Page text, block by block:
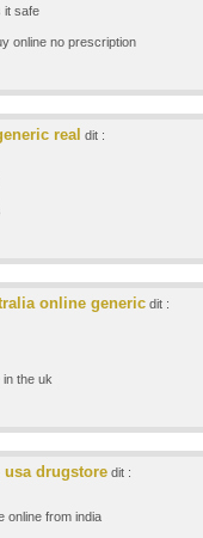
it safe
online no prescription
real dit :
online generic dit :
the uk
drugstore dit :
online from india